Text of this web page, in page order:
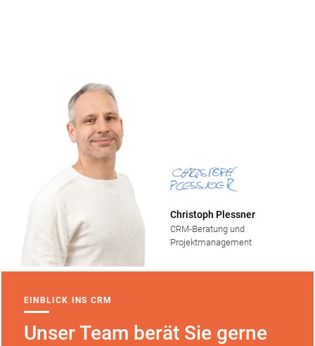
EINBLICK INS CRM
Unser Team berät Sie gerne
Christoph Plessner
CRM-Beratung und
Projektmanagement